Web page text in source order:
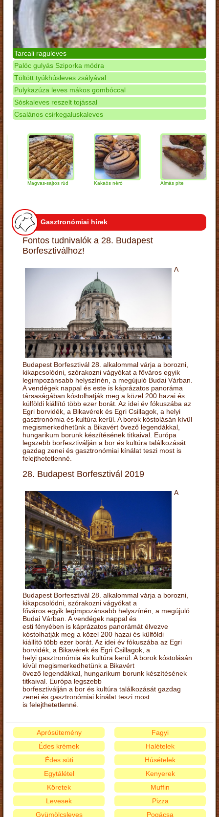
Tarcali raguleves
Palóc gulyás Sziporka módra
Töltött tyúkhúsleves zsályával
Pulykazúza leves mákos gombóccal
Sóskaleves reszelt tojással
Csalános csirkegaluskaleves
Magvas-sajtos rúd Kakaós néró Almás pite
Gasztronómiai hírek
Fontos tudnivalók a 28. Budapest
Borfesztiválhoz!
A
Budapest Borfesztivál 28. alkalommal várja a borozni,
kikapcsolódni, szórakozni vágyókat a főváros egyik
legimpozánsabb helyszínén, a megújuló Budai Várban.
A vendégek nappal és este is káprázatos panoráma
társaságában kóstolhatják meg a közel 200 hazai és
külföldi kiállító több ezer borát. Az idei év fókuszába az
Egri borvidék, a Bikavérek és Egri Csillagok, a helyi
gasztronómia és kultúra kerül. A borok kóstolásán kívül
megismerkedhetünk a Bikavért övező legendákkal,
hungarikum borunk készítésének titkaival. Európa
legszebb borfesztiválján a bor és kultúra találkozását
gazdag zenei és gasztronómiai kínálat teszi most is
felejthetetlenné.
28. Budapest Borfesztivál 2019
A
Budapest Borfesztivál 28. alkalommal várja a borozni,
kikapcsolódni, szórakozni vágyókat a
főváros egyik legimpozánsabb helyszínén, a megújuló
Budai Várban. A vendégek nappal és
esti fényében is káprázatos panorámát élvezve
kóstolhatják meg a közel 200 hazai és külföldi
kiállító több ezer borát. Az idei év fókuszába az Egri
borvidék, a Bikavérek és Egri Csillagok, a
helyi gasztronómia és kultúra kerül. A borok kóstolásán
kívül megismerkedhetünk a Bikavért
övező legendákkal, hungarikum borunk készítésének
titkaival. Európa legszebb
borfesztiválján a bor és kultúra találkozását gazdag
zenei és gasztronómiai kínálat teszi most
is felejthetetlenné.
Aprósütemény
Édes krémek
Édes süti
Egytálétel
Fagyi
Halételek
Húsételek
Kenyerek
Köretek
Levesek
Gyümölcsleves
Muffin
Pizza
Pogácsa